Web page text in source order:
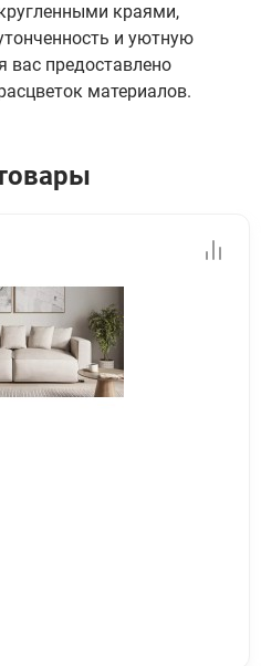
краями,
и уютную
вас предоставлено
материалов.